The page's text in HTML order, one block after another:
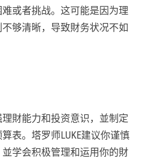
或者挑战。这可能是因为理
够清晰，导致財务状况不如
財能力和投资意识，並制定
表。塔罗师LUKE建议你谨慎
学会积极管理和运用你的財